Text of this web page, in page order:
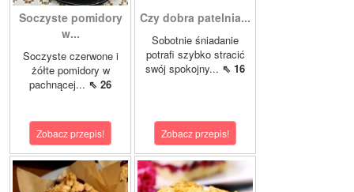
Soczyste pomidory
w...
Soczyste czerwone i
żółte pomidory w
pachnącej... ⇖ 26
Zobacz przepis!
Czy dobra patelnia...
Sobotnie śniadanie
potrafi szybko stracić
swój spokojny... ⇖ 16
Zobacz przepis!